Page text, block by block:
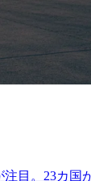
目。23カ